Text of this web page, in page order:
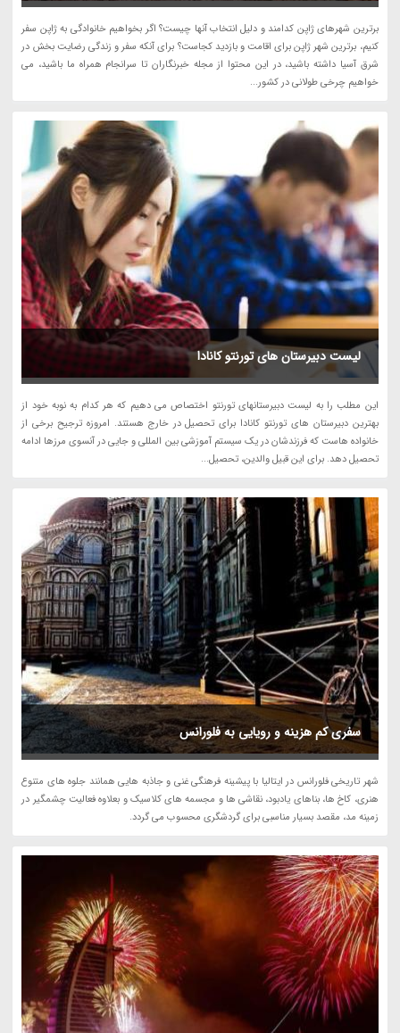
برترین شهرهای ژاپن کدامند و دلیل انتخاب آنها چیست؟ اگر بخواهیم خانوادگی به ژاپن سفر
کنیم، برترین شهر ژاپن برای اقامت و بازدید کجاست؟ برای آنکه سفر و زندگی رضایت بخش در
شرق آسیا داشته باشید، در این محتوا از مجله خبرنگاران تا سرانجام همراه ما باشید، می
خواهیم چرخی طولانی در کشور...
لیست دبیرستان های تورنتو کانادا
این مطلب را به لیست دبیرستانهای تورنتو اختصاص می دهیم که هر کدام به نوبه خود از
بهترین دبیرستان های تورنتو کانادا برای تحصیل در خارج هستند. امروزه ترجیح برخی از
خانواده هاست که فرزندشان در یک سیستم آموزشی بین المللی و جایی در آنسوی مرزها ادامه
تحصیل دهد. برای این قبیل والدین، تحصیل...
سفری کم هزینه و رویایی به فلورانس
شهر تاریخی فلورانس در ایتالیا با پیشینه فرهنگی غنی و جاذبه هایی همانند جلوه های متنوع
هنری، کاخ ها، بناهای یادبود، نقاشی ها و مجسمه های کلاسیک و بعلاوه فعالیت چشمگیر در
زمینه مد، مقصد بسیار مناسبی برای گردشگری محسوب می گردد.